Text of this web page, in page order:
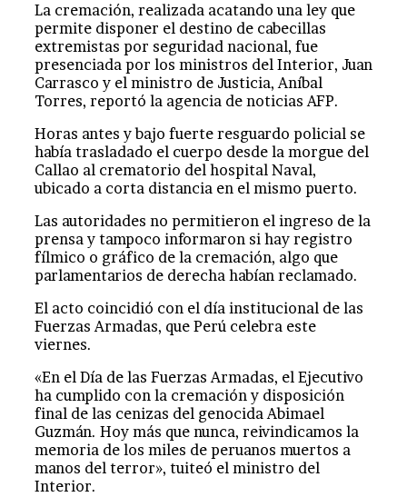
La cremación, realizada acatando una ley que
permite disponer el destino de cabecillas
extremistas por seguridad nacional, fue
presenciada por los ministros del Interior, Juan
Carrasco y el ministro de Justicia, Aníbal
Torres, reportó la agencia de noticias AFP.
Horas antes y bajo fuerte resguardo policial se
había trasladado el cuerpo desde la morgue del
Callao al crematorio del hospital Naval,
ubicado a corta distancia en el mismo puerto.
Las autoridades no permitieron el ingreso de la
prensa y tampoco informaron si hay registro
fílmico o gráfico de la cremación, algo que
parlamentarios de derecha habían reclamado.
El acto coincidió con el día institucional de las
Fuerzas Armadas, que Perú celebra este
viernes.
«En el Día de las Fuerzas Armadas, el Ejecutivo
ha cumplido con la cremación y disposición
final de las cenizas del genocida Abimael
Guzmán. Hoy más que nunca, reivindicamos la
memoria de los miles de peruanos muertos a
manos del terror», tuiteó el ministro del
Interior.